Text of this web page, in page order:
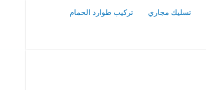
تسليك مجاري تركيب طوارد الحمام